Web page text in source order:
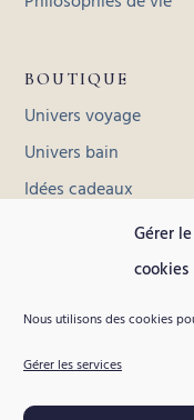
Gérer
cookies
Nous utilisons des cookies
Gérer les services
BOUTIQUE
Univers voyage
Univers bain
Idées cadeaux
Toutes les collections
Contact
Livraison et retours
Conditions générales